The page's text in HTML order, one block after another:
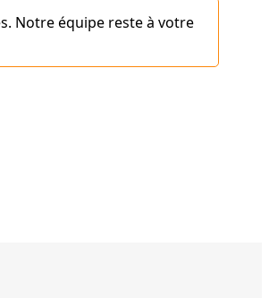
Notre équipe reste à votre